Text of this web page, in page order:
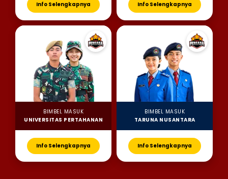
Info Selengkapnya Info Selengkapnya
BIMBEL MASUK
UNIVERSITAS PERTAHANAN
Info Selengkapnya
BIMBEL MASUK
TARUNA NUSANTARA
Info Selengkapnya